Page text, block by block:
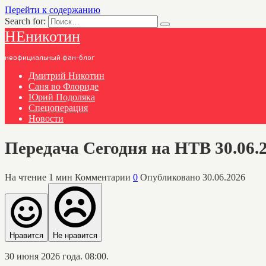
Перейти к содержанию
Search for:
НЕникотин
неофициальный фан-блог
Дмитрий Никотин
Саня во Флориде
Юрий Подоляка
Спецоперация
Новости
Передача Сегодня на НТВ
На чтение 1 мин Комментарии 0 Опубликовано 30.06.2026
Нравится Не нравится
30 июня 2026 года. 08:00.